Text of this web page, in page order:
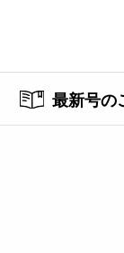
最新号の